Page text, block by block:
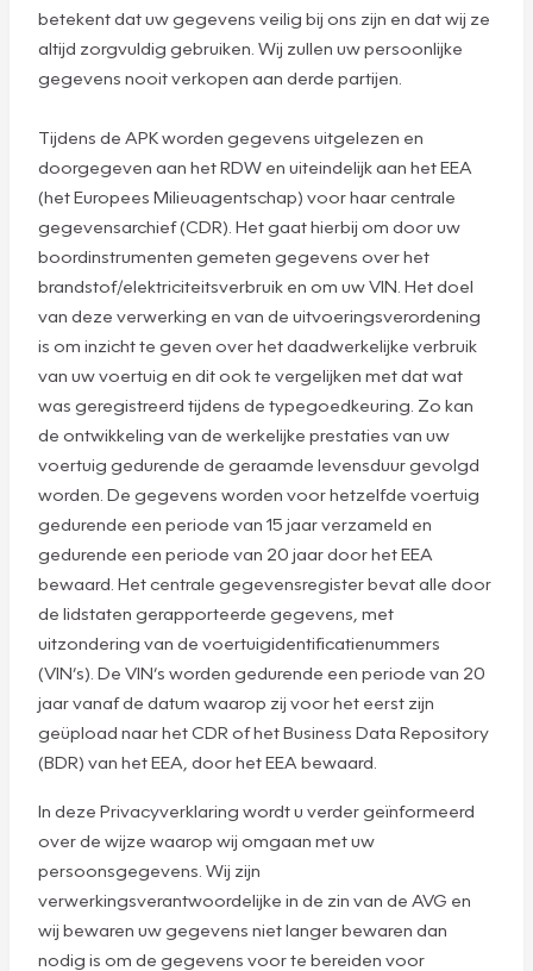
betekent dat uw gegevens veilig bij ons zijn en dat wij ze
altijd zorgvuldig gebruiken. Wij zullen uw persoonlijke
gegevens nooit verkopen aan derde partijen.
Tijdens de APK worden gegevens uitgelezen en
doorgegeven aan het RDW en uiteindelijk aan het EEA
(het Europees Milieuagentschap) voor haar centrale
gegevensarchief (CDR). Het gaat hierbij om door uw
boordinstrumenten gemeten gegevens over het
brandstof/elektriciteitsverbruik en om uw VIN. Het doel
van deze verwerking en van de uitvoeringsverordening
is om inzicht te geven over het daadwerkelijke verbruik
van uw voertuig en dit ook te vergelijken met dat wat
was geregistreerd tijdens de typegoedkeuring. Zo kan
de ontwikkeling van de werkelijke prestaties van uw
voertuig gedurende de geraamde levensduur gevolgd
worden. De gegevens worden voor hetzelfde voertuig
gedurende een periode van 15 jaar verzameld en
gedurende een periode van 20 jaar door het EEA
bewaard. Het centrale gegevensregister bevat alle door
de lidstaten gerapporteerde gegevens, met
uitzondering van de voertuigidentificatienummers
(VIN’s). De VIN’s worden gedurende een periode van 20
jaar vanaf de datum waarop zij voor het eerst zijn
geüpload naar het CDR of het Business Data Repository
(BDR) van het EEA, door het EEA bewaard.
In deze Privacyverklaring wordt u verder geïnformeerd
over de wijze waarop wij omgaan met uw
persoonsgegevens. Wij zijn
verwerkingsverantwoordelijke in de zin van de AVG en
wij bewaren uw gegevens niet langer bewaren dan
nodig is om de gegevens voor te bereiden voor